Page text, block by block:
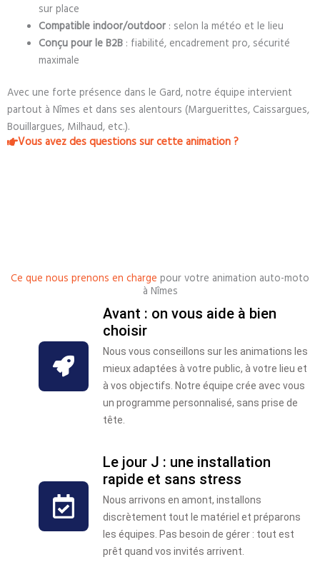
sur place
Compatible indoor/outdoor: selon la météo et le lieu
Conçu pour le B2B: fiabilité, encadrement pro, sécurité
maximale
Avec une forte présence dans le Gard, notre équipe intervient
partout à Nîmes et dans ses alentours (Marguerittes, Caissargues,
Bouillargues, Milhaud, etc.).
Vous avez des questions sur cette animation ?
Ce que nous prenons en charge pour votre animation auto-moto
à Nîmes
Avant : on vous aide à bien
choisir
Nous vous conseillons sur les animations les
mieux adaptées à votre public, à votre lieu et
à vos objectifs. Notre équipe crée avec vous
un programme personnalisé, sans prise de
tête.
Le jour J : une installation
rapide et sans stress
Nous arrivons en amont, installons
discrètement tout le matériel et préparons
les équipes. Pas besoin de gérer : tout est
prêt quand vos invités arrivent.